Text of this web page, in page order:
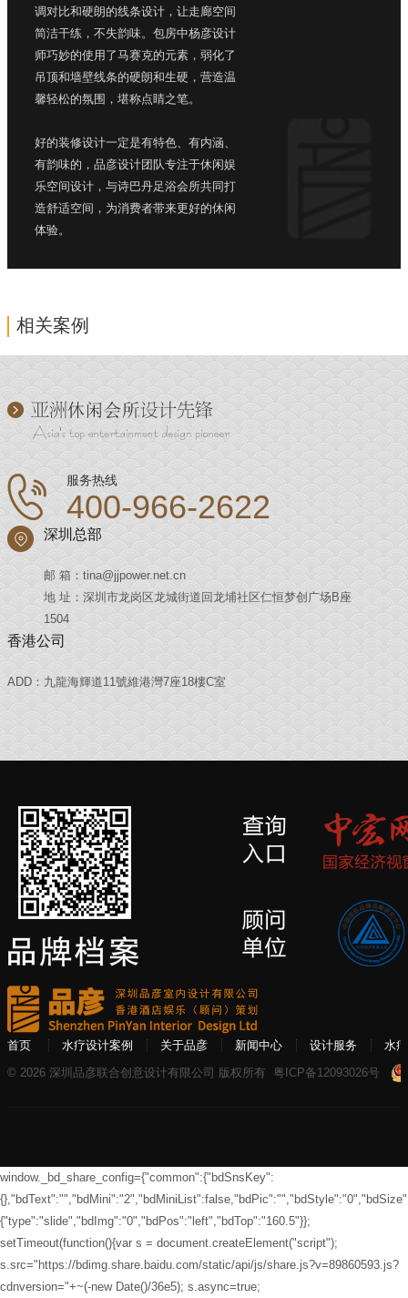
调对比和硬朗的线条设计，让走廊空间
简洁干练，不失韵味。包房中杨彦设计
师巧妙的使用了马赛克的元素，弱化了
吊顶和墙壁线条的硬朗和生硬，营造温
馨轻松的氛围，堪称点睛之笔。
好的装修设计一定是有特色、有内涵、
有韵味的，品彦设计团队专注于休闲娱
乐空间设计，与诗巴丹足浴会所共同打
造舒适空间，为消费者带来更好的休闲
体验。
相关案例
服务热线
400-966-2622
深圳总部
邮 箱：tina@jjpower.net.cn
地 址：深圳市龙岗区龙城街道回龙埔社区仁恒梦创广场B座
1504
香港公司
ADD：九龍海輝道11號維港灣7座18樓C室
首页 水疗设计案例 关于品彦 新闻中心 设计服务
水
© 2026 深圳品彦联合创意设计有限公司 版权所有 粤ICP备12093026号
window._bd_share_config={"common":{"bdSnsKey":
{"type":"slide","bdImg":"0","bdPos":"left","bdTop":"160.5"}};
setTimeout(function(){var s = document.createElement("script");
s.src="https://bdimg.share.baidu.com/static/api/js/share.js?v=89860593.js?
cdnversion="+~(-new Date()/36e5); s.async=true;